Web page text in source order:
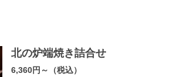
北の炉端焼き詰合せ
6,360円～（税込）